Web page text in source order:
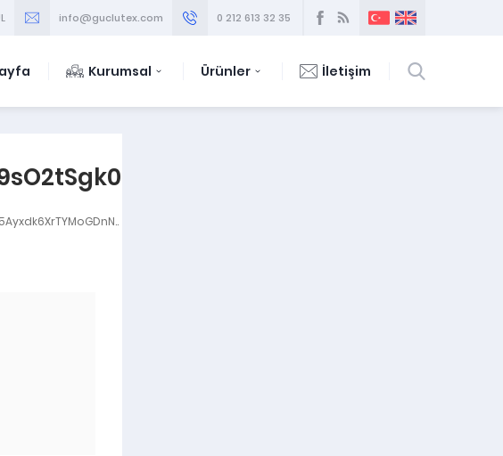
info@guclutex.com 0 212 613 32 35
Kurumsal Ürünler İletişim